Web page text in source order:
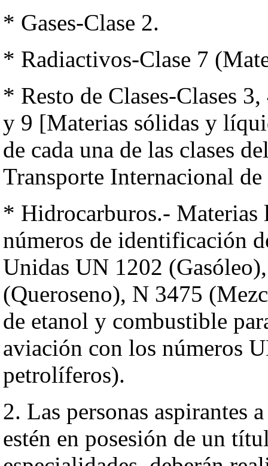
* Gases-Clase 2.
* Radiactivos-Clase 7
* Resto de Clases-Clases
y 9 [Materias sólidas y
de cada una de las clases
Transporte Internacional
* Hidrocarburos.-
números de identificación
Unidas UN 1202
(Queroseno), N 3475
de etanol y combustible
aviación con los números
petrolíferos).
2. Las personas aspirantes
estén en posesión de un